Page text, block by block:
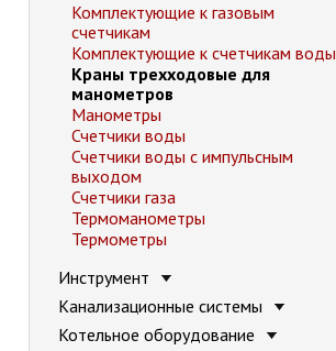
Комплектующие к газовым
счетчикам
Комплектующие к счетчикам воды
Краны трехходовые для
манометров
Манометры
Счетчики воды
Счетчики воды с импульсным
выходом
Счетчики газа
Термоманометры
Термометры
Инструмент
Канализационные системы
Котельное оборудование